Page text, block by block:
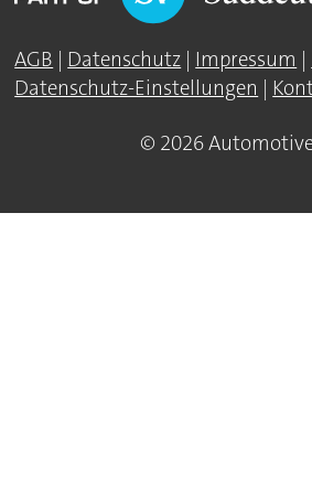
AGB | Datenschutz | Impressum |
Datenschutz-Einstellungen |
© 2026